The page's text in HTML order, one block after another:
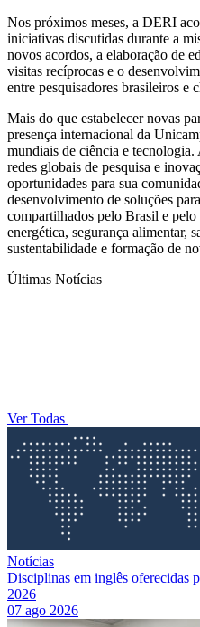
Nos próximos meses, a DERI
iniciativas discutidas durante a
novos acordos, a elaboração de
visitas recíprocas e o
entre pesquisadores brasileiros e
Mais do que estabelecer novas
presença internacional da
mundiais de ciência e
redes globais de pesquisa e
oportunidades para sua
desenvolvimento de soluções
compartilhados pelo Brasil e
energética, segurança alimentar,
sustentabilidade e formação de
Últimas Notícias
Ver Todas
Notícias
Disciplinas em inglês oferecidas
2026
07 ago 2026